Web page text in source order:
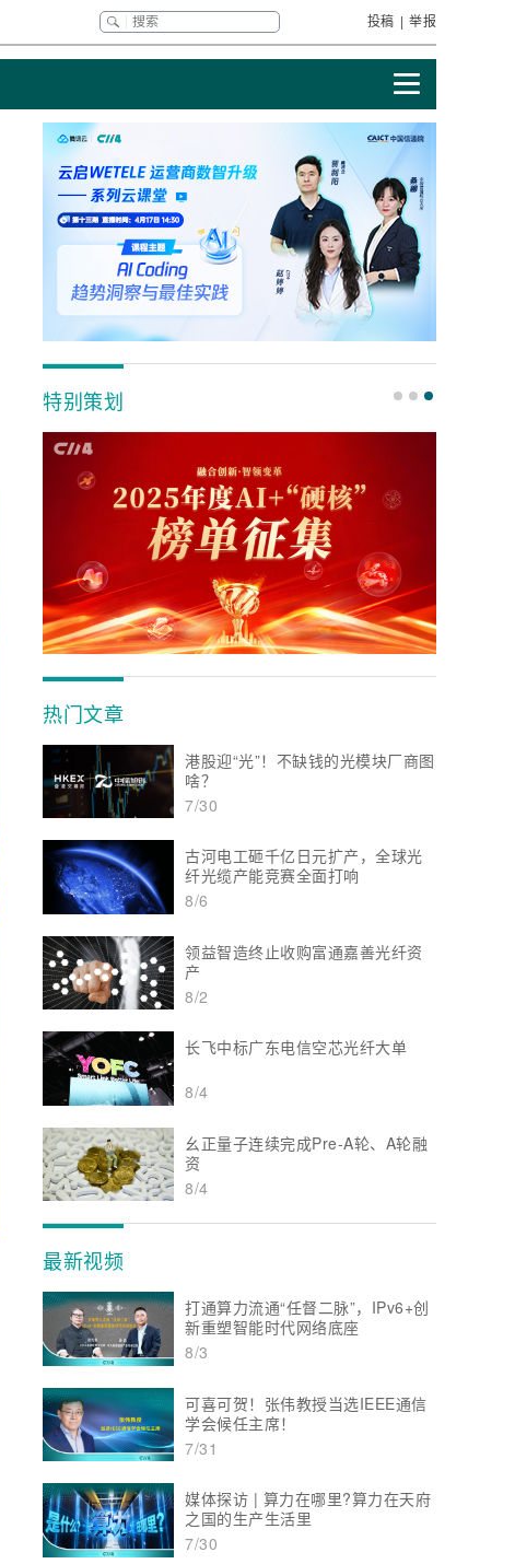
投稿 | 举报
特别策划
热门文章
港股迎“光”！不缺钱的光模块厂商图
啥？
7/30
古河电工砸千亿日元扩产，全球光
纤光缆产能竞赛全面打响
8/6
领益智造终止收购富通嘉善光纤资
产
8/2
长飞中标广东电信空芯光纤大单
8/4
幺正量子连续完成Pre-A轮、A轮融
资
8/4
最新视频
打通算力流通“任督二脉”，IPv6+创
新重塑智能时代网络底座
8/3
可喜可贺！张伟教授当选IEEE通信
学会候任主席！
7/31
媒体探访 | 算力在哪里?算力在天府
之国的生产生活里
7/30